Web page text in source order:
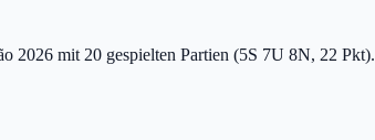
2026 mit 20 gespielten Partien (5S 7U 8N, 22 Pkt).